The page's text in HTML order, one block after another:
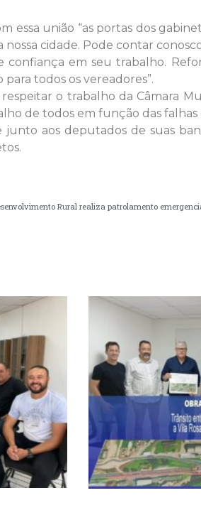
essa união “as portas dos
cidade. Pode contar
confiança em seu trabalho.
todos os vereadores”.
o trabalho da Câmara
de todos em função das falhas
aos deputados de suas